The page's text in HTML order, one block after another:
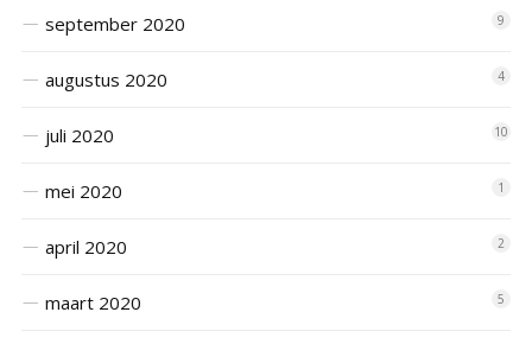
september 2020 9
augustus 2020 4
juli 2020 10
mei 2020 1
april 2020 2
maart 2020 5